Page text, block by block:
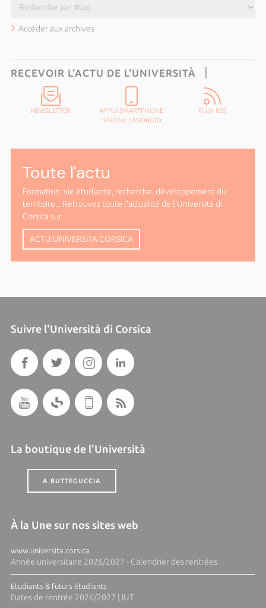
Accéder aux archives
RECEVOIR L'ACTU DE L'UNIVERSITÀ
NEWSLETTER
APPLI SMARTPHONE
IPHONE| ANDROID
FLUX RSS
Toute l'actu
Formation, vie étudiante, recherche, développement du
territoire... Retrouvez toute l'actualité de l'Università di
Corsica sur
ACTU.UNIVERSITA.CORSICA
Suivre l'Università di Corsica
La boutique de l'Università
A BUTTEGUCCIA
À la Une sur nos sites web
www.universita.corsica
Année universitaire 2026/2027 - Calendrier des rentrées
Etudiants & futurs étudiants
Dates de rentrée 2026/2027 | IUT